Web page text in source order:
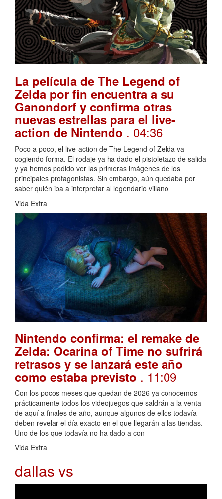
La película de The Legend of
Zelda por fin encuentra a su
Ganondorf y confirma otras
nuevas estrellas para el live-
action de Nintendo . 04:36
Poco a poco, el live-action de The Legend of Zelda va
cogiendo forma. El rodaje ya ha dado el pistoletazo de salida
y ya hemos podido ver las primeras imágenes de los
principales protagonistas. Sin embargo, aún quedaba por
saber quién iba a interpretar al legendario villano
Vida Extra
Nintendo confirma: el remake de
Zelda: Ocarina of Time no sufrirá
retrasos y se lanzará este año
como estaba previsto . 11:09
Con los pocos meses que quedan de 2026 ya conocemos
prácticamente todos los videojuegos que saldrán a la venta
de aquí a finales de año, aunque algunos de ellos todavía
deben revelar el día exacto en el que llegarán a las tiendas.
Uno de los que todavía no ha dado a con
Vida Extra
dallas vs